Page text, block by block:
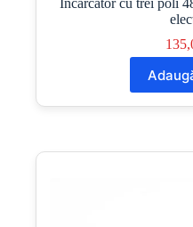
Încărcător cu trei poli